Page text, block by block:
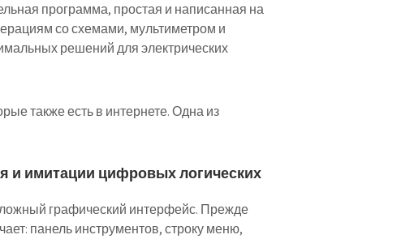
программа, простая и написанная на
со схемами, мультиметром и
решений для электрических
также есть в интернете. Одна из
и имитации цифровых логических
графический интерфейс. Прежде
панель инструментов, строку меню,